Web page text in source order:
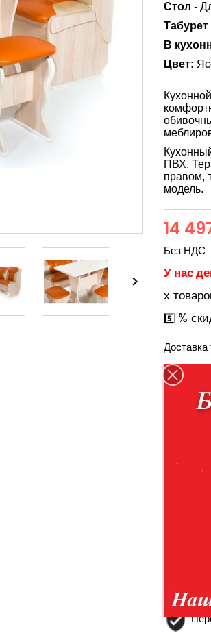

Стол -
Табурет
В
Цвет:
ПВХ.
правом,
модель.
14
Без НДС
У нас
х
5️⃣ %
Доставка
Оплата
+7-
Правила